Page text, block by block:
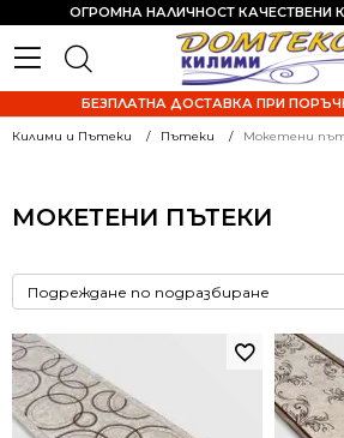
ОГРОМНА НАЛИЧНОСТ КАЧЕСТВЕНИ
БЕЗПЛАТНА ДОСТАВКА ПРИ
Килими и Пътеки Пътеки Мокетени
МОКЕТЕНИ ПЪТЕКИ